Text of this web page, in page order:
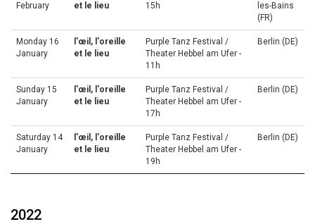
February
et le lieu
15h
les-Bains
(FR)
Monday 16
January
l'œil, l'oreille
et le lieu
Purple Tanz Festival /
Theater Hebbel am Ufer -
11h
Berlin (DE)
Sunday 15
January
l'œil, l'oreille
et le lieu
Purple Tanz Festival /
Theater Hebbel am Ufer -
17h
Berlin (DE)
Saturday 14
January
l'œil, l'oreille
et le lieu
Purple Tanz Festival /
Theater Hebbel am Ufer -
19h
Berlin (DE)
2022